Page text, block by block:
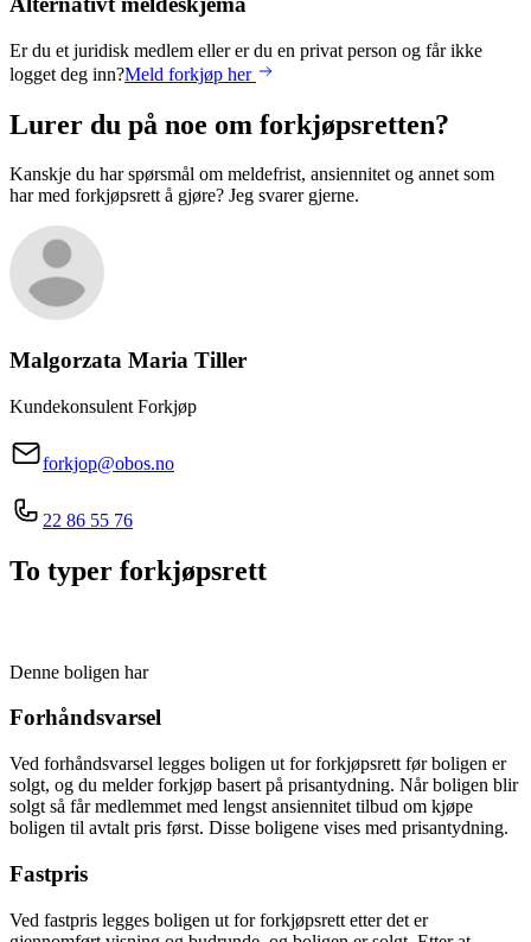
Er du et juridisk medlem eller er du en privat person og får ikke
logget deg inn?Meld forkjøp her
Lurer du på noe om forkjøpsretten?
Kanskje du har spørsmål om meldefrist, ansiennitet og annet som
har med forkjøpsrett å gjøre? Jeg svarer gjerne.
Malgorzata Maria Tiller
Kundekonsulent Forkjøp
forkjop@obos.no
22 86 55 76
To typer forkjøpsrett
Denne boligen har
Forhåndsvarsel
Ved forhåndsvarsel legges boligen ut for forkjøpsrett før boligen er
solgt, og du melder forkjøp basert på prisantydning. Når boligen blir
solgt så får medlemmet med lengst ansiennitet tilbud om kjøpe
boligen til avtalt pris først. Disse boligene vises med prisantydning.
Fastpris
Ved fastpris legges boligen ut for forkjøpsrett etter det er